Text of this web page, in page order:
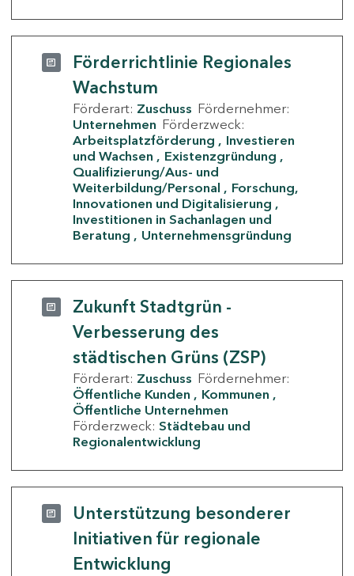
Förderrichtlinie Regionales
Wachstum
Förderart: Zuschuss Fördernehmer:
Unternehmen Förderzweck:
Arbeitsplatzförderung
Investieren
und Wachsen
Existenzgründung
Qualifizierung/Aus- und
Weiterbildung/Personal
Forschung,
Innovationen und Digitalisierung
Investitionen in Sachanlagen und
Beratung
Unternehmensgründung
Zukunft Stadtgrün -
Verbesserung des
städtischen Grüns (ZSP)
Förderart: Zuschuss Fördernehmer:
Öffentliche Kunden
Kommunen
Öffentliche Unternehmen
Förderzweck: Städtebau und
Regionalentwicklung
Unterstützung besonderer
Initiativen für regionale
Entwicklung